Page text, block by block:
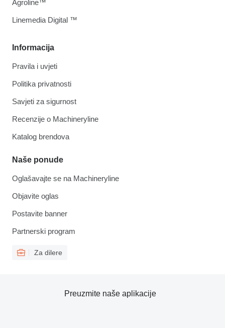
Informacija
Pravila i uvjeti
Politika privatnosti
Savjeti za sigurnost
Recenzije o Machineryline
Katalog brendova
Naše ponude
Oglašavajte se na Machineryline
Objavite oglas
Postavite banner
Partnerski program
Za dilere
Agroline™
Linemedia Digital ™
Preuzmite naše aplikacije